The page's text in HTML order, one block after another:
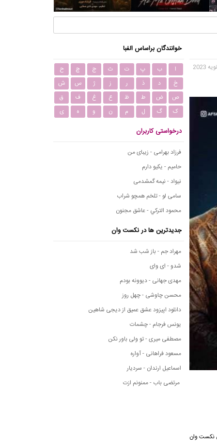
نکست وان
خوانندگان براساس الفبا
ا ب پ ت ث ج چ
ح
خ
د ذ ر ز ژ س
ش
ص
ض ط ظ ع غ ف
ق
ک
گ ل م ن و ه ی
درخواستی کاربران
فرزاد بهرامی - زیبای من
حامیم - یکیو دارم
نیواد - نیمه گمشدمی
سامی لو - تلخم همچو شراب
محمود التركي - عاشق مجنون
جدیدترین ها در نکست وان
مهراد جم - باز شب شد
شدو - ای وای
مهدی جهانی - دیوونه بودم
محسن چاوشی - چهل روز
دانلود اپیزود عشق عمیق از دیجی شاهین
یونس فرجام - چشمات
مصطفی میری - تو ولی باور نکن
مسعود فراهانی - آواره
اسماعیل ارندان - سردیار
مرتضی باب - ممنونم ازت